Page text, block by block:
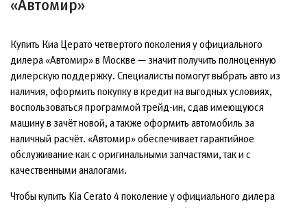
«Автомир»
Купить Киа Церато четвертого поколения у официального
дилера «Автомир» в Москве — значит получить полноценную
дилерскую поддержку. Специалисты помогут выбрать авто из
наличия, оформить покупку в кредит на выгодных условиях,
воспользоваться программой трейд-ин, сдав имеющуюся
машину в зачёт новой, а также оформить автомобиль за
наличный расчёт. «Автомир» обеспечивает гарантийное
обслуживание как с оригинальными запчастями, так и с
качественными аналогами.
Чтобы купить Kia Cerato 4 поколение у официального дилера